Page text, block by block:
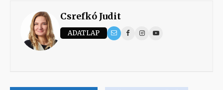
Csrefkó Judit
ADATLAP